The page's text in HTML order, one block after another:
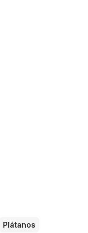
Plátanos